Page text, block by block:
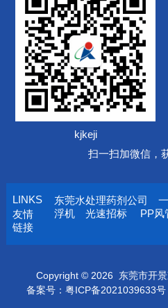
kjkeji
扫一扫加微信，
LINKS
友情
链接
东莞水处理药剂公司
浮机
光速招标 PP风
Copyright © 2026 东莞市开
备案号：粤ICP备2021039633号